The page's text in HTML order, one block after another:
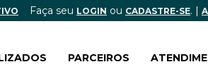
Faça seu LOGIN ou CADASTRE-SE. |
PARCEIROS